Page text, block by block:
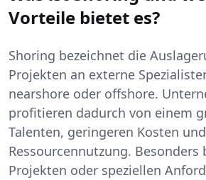
Vorteile bietet es?
Shoring bezeichnet die
Projekten an externe
nearshore oder offshore.
profitieren dadurch von einem
Talenten, geringeren Kosten
Ressourcennutzung.
Projekten oder speziellen